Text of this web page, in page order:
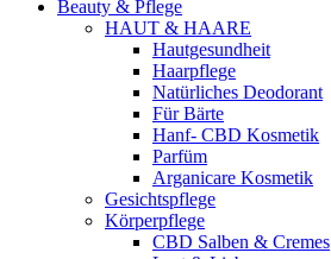
Beauty & Pflege
HAUT & HAARE
Hautgesundheit
Haarpflege
Natürliches Deodorant
Für Bärte
Hanf- CBD Kosmetik
Parfüm
Arganicare Kosmetik
Gesichtspflege
Körperpflege
CBD Salben & Cremes